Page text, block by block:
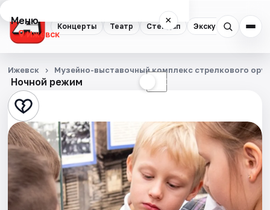
Концерты Театр Стендап Экскурсии
Меню ×
Ижевск
Концерты
Театр
Стендап
Экскурсии
Спорт
События
Ночной режим ☾
Ижевск Музейно-выставочный комплекс стрелкового